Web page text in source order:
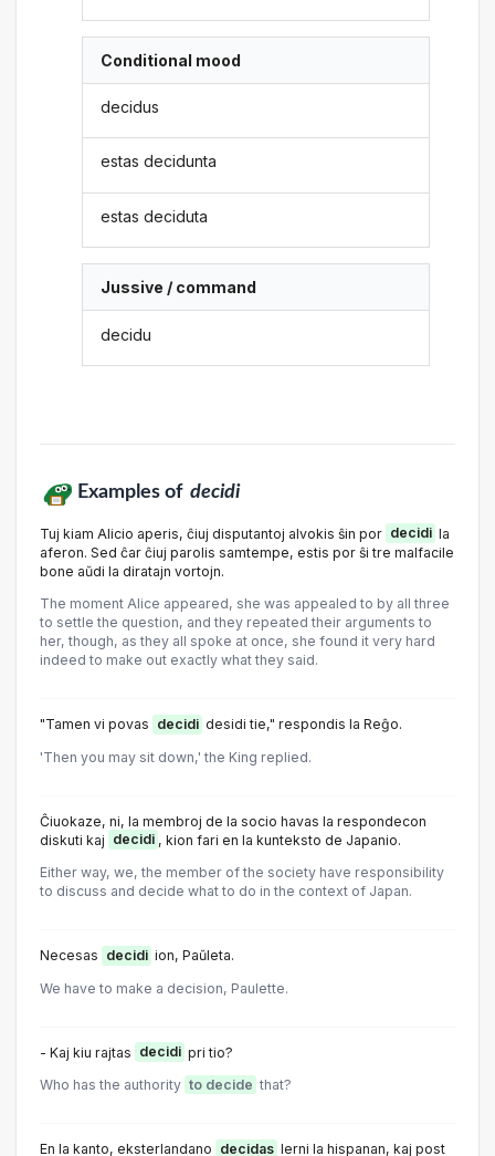
Conditional mood
decidus
estas decidunta
estas deciduta
Jussive / command
decidu
Examples of decidi
Tuj kiam Alicio aperis, ĉiuj disputantoj alvokis ŝin por decidi la
aferon. Sed ĉar ĉiuj parolis samtempe, estis por ŝi tre malfacile
bone aŭdi la diratajn vortojn.
The moment Alice appeared, she was appealed to by all three
to settle the question, and they repeated their arguments to
her, though, as they all spoke at once, she found it very hard
indeed to make out exactly what they said.
"Tamen vi povas decidi desidi tie," respondis la Reĝo.
'Then you may sit down,' the King replied.
Ĉiuokaze, ni, la membroj de la socio havas la respondecon
diskuti kaj decidi , kion fari en la kunteksto de Japanio.
Either way, we, the member of the society have responsibility
to discuss and decide what to do in the context of Japan.
Necesas decidi ion, Paŭleta.
We have to make a decision, Paulette.
- Kaj kiu rajtas decidi pri tio?
Who has the authority to decide that?
En la kanto, eksterlandano decidas lerni la hispanan, kaj post